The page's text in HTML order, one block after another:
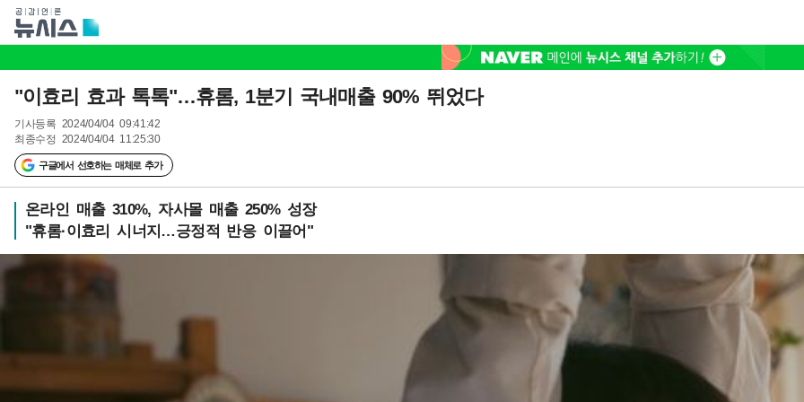
"이효리 효과 톡톡"…휴롬, 1분기 국내매출 90% 뛰었다
기사등록 2024/04/04 09:41:42
최종수정 2024/04/04 11:25:30
구글에서 선호하는 매체로 추가
온라인 매출 310%, 자사몰 매출 250% 성장
"휴롬·이효리 시너지…긍정적 반응 이끌어"